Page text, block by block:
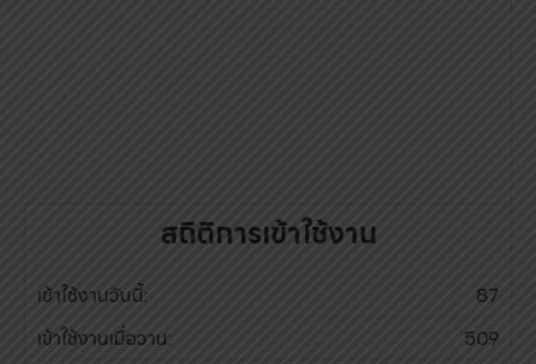
สถิติการเข้าใช้งาน
เข้าใช้งานวันนี้:
87
เข้าใช้งานเมื่อวาน:
509